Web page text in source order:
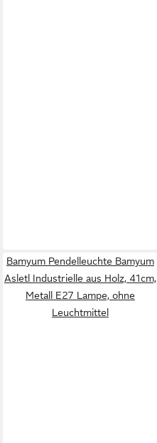
Bamyum Pendelleuchte Bamyum
Asletl Industrielle aus Holz, 41cm,
Metall E27 Lampe, ohne
Leuchtmittel